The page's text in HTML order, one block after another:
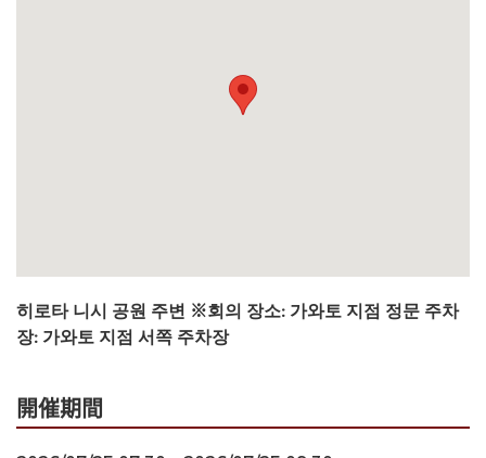
히로타 니시 공원 주변 ※회의 장소: 가와토 지점 정문 주차
장: 가와토 지점 서쪽 주차장
開催期間